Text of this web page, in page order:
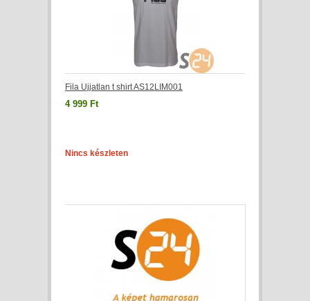
Fila Ujjatlan t shirt AS12LIM001
4 999 Ft
Nincs készleten